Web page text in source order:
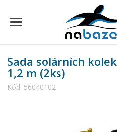
Sada solárních
1,2 m (2ks)
Kód: 56040102